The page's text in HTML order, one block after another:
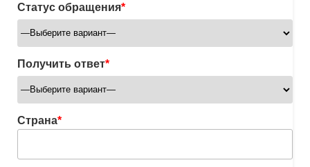
Статус обращения*
Получить ответ*
Страна*